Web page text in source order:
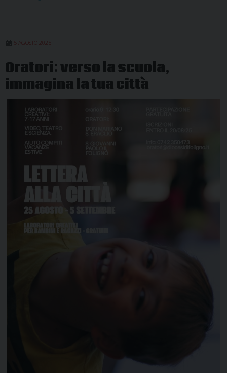
5 AGOSTO 2025
Oratori: verso la scuola,
immagina la tua città